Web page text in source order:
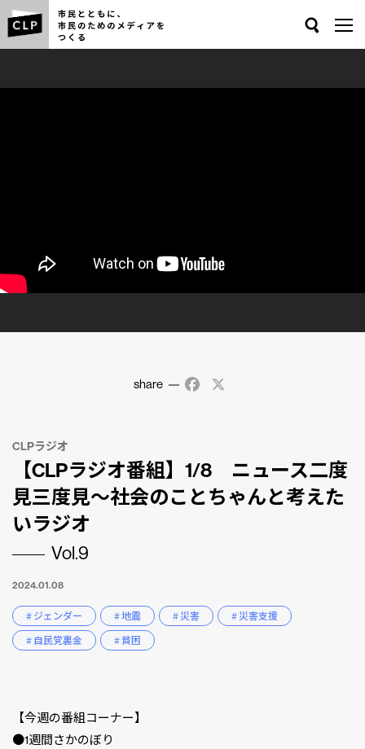
share Facebook
CLPラジオ
【CLPラジオ番組】1/8 ニュース二度
見三度見〜社会のことちゃんと考えた
いラジオ
Vol.9
2024.01.08
# ジェンダー # 地震 # 災害
# 災害支援
# 自民党裏金
# 貧困
【今週の番組コーナー】
●1週間さかのぼり